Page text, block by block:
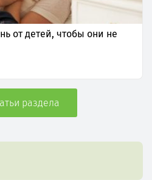
от детей, чтобы они не
раздела